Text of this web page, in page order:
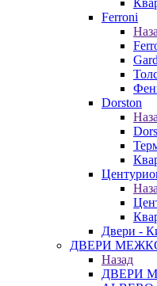
Ferroni
Dorston
Двери -
ДВЕРИ
Назад
ДВЕРИ